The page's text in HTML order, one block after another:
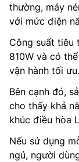
thường, máy
với mức điện
Công suất tiêu
810W và có
vận hành tối ưu.
Bên cạnh đó,
cho thấy khả
khúc điều hòa
Nếu sử dụng
ngủ, người